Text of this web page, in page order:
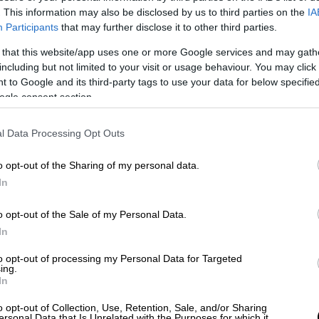
This information may also be disclosed by us to third parties on the
Participants that may further disclose it to other third parties.
that this website/app uses one or more Google services and may
but not limited to your visit or usage behaviour. You may
to Google and its third-party tags to use your data for below
consent section.
Data Processing Opt Outs
opt-out of the Sharing of my personal data.
opt-out of the Sale of my Personal Data.
opt-out of processing my Personal Data for Targeted
opt-out of Collection, Use, Retention, Sale, and/or Sharing
Μπακς
τους Μπακς στην πρώτη θέση της
regular season
Αθλητισμός|06.03.2023 09:29
Τρομερός στη νίκη των Μπακς επί
των Γουίζαρντς - «Μάλλον έκλεψα
κλεμμένο ριμπάουντ
καταπληκτικός απέναντι στους